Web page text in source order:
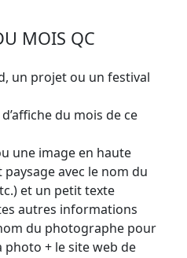
MOIS QC
un projet ou un festival
du mois de ce
une image en haute
avec le nom du
et un petit texte
autres informations
du photographe pour
photo + le site web de